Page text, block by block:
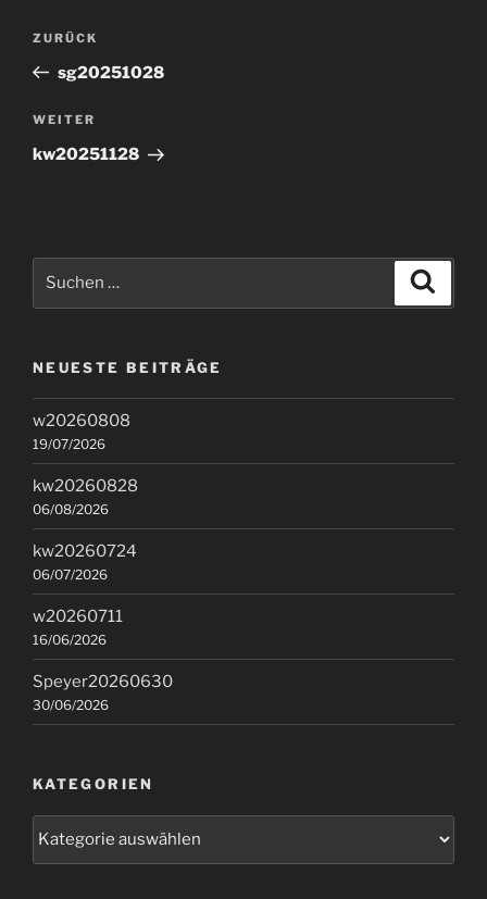
Beitragsnavigation
Vorheriger
Beitrag
ZURÜCK
sg20251028
Nächster
Beitrag
WEITER
kw20251128
NEUESTE BEITRÄGE
w20260808
19/07/2026
kw20260828
06/08/2026
kw20260724
06/07/2026
w20260711
16/06/2026
Speyer20260630
30/06/2026
KATEGORIEN